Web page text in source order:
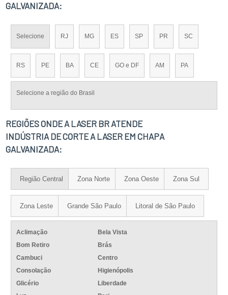
GALVANIZADA:
Selecione RJ MG ES SP PR SC
RS PE BA CE GO e DF AM PA
Selecione a região do Brasil
REGIÕES ONDE A LASER BR ATENDE
INDÚSTRIA DE CORTE A LASER EM CHAPA
GALVANIZADA:
Região Central Zona Norte Zona Oeste Zona Sul
Zona Leste Grande São Paulo Litoral de São Paulo
Aclimação
Bela Vista
Bom Retiro
Brás
Cambuci
Centro
Consolação
Higienópolis
Glicério
Liberdade